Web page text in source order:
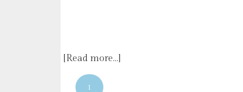
[Read more…]
1